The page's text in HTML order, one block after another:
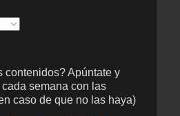
contenidos? Apúntate y
semana con las
caso de que no las haya)